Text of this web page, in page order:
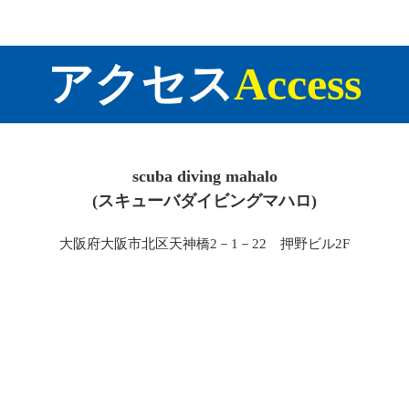
アクセスAccess
scuba diving mahalo
(スキューバダイビングマハロ)
大阪府大阪市北区天神橋2－1－22 押野ビル2F